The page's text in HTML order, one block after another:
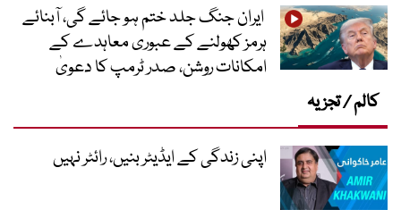
ایران جنگ جلد ختم ہو جائے گی، آبنائے
ہرمز کھولنے کے عبوری معاہدے کے
امکانات روشن، صدر ٹرمپ کا دعویٰ
کالم / تجزیہ
اپنی زندگی کے ایڈیٹر بنیں، رائٹر نہیں